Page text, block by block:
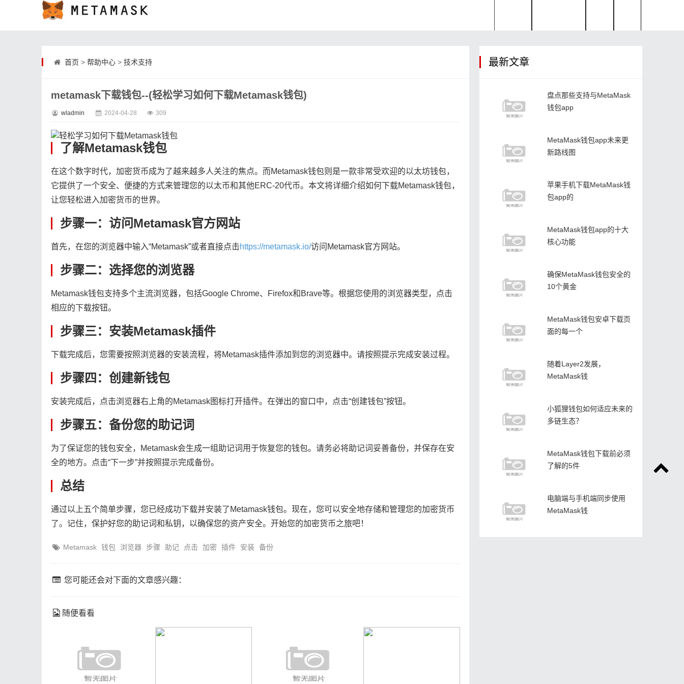
首页 > 帮助中心> 技术支持
metamask下载钱包--(轻松学习如何下载Metamask钱包)
wladmin 2024-04-28 309
了解Metamask钱包
在这个数字时代，加密货币成为了越来越多人关注的焦点。而Metamask钱包则是一款非常受欢迎的以太坊钱包，
它提供了一个安全、便捷的方式来管理您的以太币和其他ERC-20代币。本文将详细介绍如何下载Metamask钱包，
让您轻松进入加密货币的世界。
步骤一：访问Metamask官方网站
首先，在您的浏览器中输入“Metamask”或者直接点击https://metamask.io/访问Metamask官方网站。
步骤二：选择您的浏览器
Metamask钱包支持多个主流浏览器，包括Google Chrome、Firefox和Brave等。根据您使用的浏览器类型，点击
相应的下载按钮。
步骤三：安装Metamask插件
下载完成后，您需要按照浏览器的安装流程，将Metamask插件添加到您的浏览器中。请按照提示完成安装过程。
步骤四：创建新钱包
安装完成后，点击浏览器右上角的Metamask图标打开插件。在弹出的窗口中，点击“创建钱包”按钮。
步骤五：备份您的助记词
为了保证您的钱包安全，Metamask会生成一组助记词用于恢复您的钱包。请务必将助记词妥善备份，并保存在安
全的地方。点击“下一步”并按照提示完成备份。
总结
通过以上五个简单步骤，您已经成功下载并安装了Metamask钱包。现在，您可以安全地存储和管理您的加密货币
了。记住，保护好您的助记词和私钥，以确保您的资产安全。开始您的加密货币之旅吧！
Metamask 钱包 浏览器 步骤 助记 点击 加密 插件 安装 备份
您可能还会对下面的文章感兴趣：
随便看看
最新文章
盘点那些支持与MetaMask
钱包app
MetaMask钱包app未来更
新路线图
苹果手机下载MetaMask钱
包app的
MetaMask钱包app的十大
核心功能
确保MetaMask钱包安全的
10个黄金
MetaMask钱包安卓下载页
面的每一个
随着Layer2发展，
MetaMask钱
小狐狸钱包如何适应未来的
多链生态？
MetaMask钱包下载前必须
了解的5件
电脑端与手机端同步使用
MetaMask钱